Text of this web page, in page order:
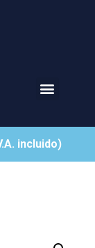
incluido)